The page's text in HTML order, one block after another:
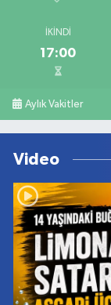
İKINDI
17:00
Aylık Vakitler
Video